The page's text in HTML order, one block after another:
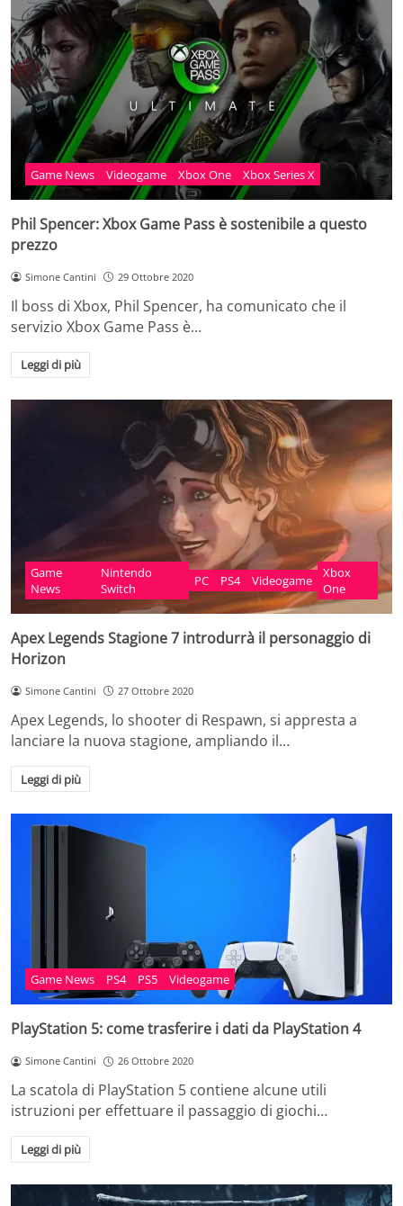
Game News Videogame Xbox One Xbox Series X
Phil Spencer: Xbox Game Pass è sostenibile a questo
prezzo
Simone Cantini 29 Ottobre 2020
Il boss di Xbox, Phil Spencer, ha comunicato che il
servizio Xbox Game Pass è…
Leggi di più
Game
News
Nintendo
Switch
PC PS4 Videogame
Xbox
One
Apex Legends Stagione 7 introdurrà il personaggio di
Horizon
Simone Cantini 27 Ottobre 2020
Apex Legends, lo shooter di Respawn, si appresta a
lanciare la nuova stagione, ampliando il…
Leggi di più
Game News PS4 PS5 Videogame
PlayStation 5: come trasferire i dati da PlayStation 4
Simone Cantini 26 Ottobre 2020
La scatola di PlayStation 5 contiene alcune utili
istruzioni per effettuare il passaggio di giochi…
Leggi di più